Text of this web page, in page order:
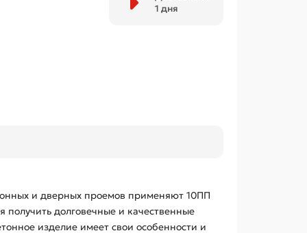
1 дня
и дверных проемов применяют 10ПП
получить долговечные и качественные
изделие имеет свои особенности и